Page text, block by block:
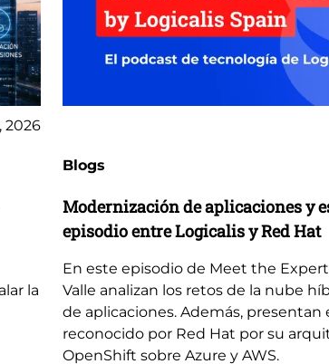
2026
la
Blogs
Modernización de aplicaciones y
episodio entre Logicalis y Red Hat
En este episodio de Meet the
Valle analizan los retos de la nube
de aplicaciones. Además, presentan
reconocido por Red Hat por su
OpenShift sobre Azure y AWS.